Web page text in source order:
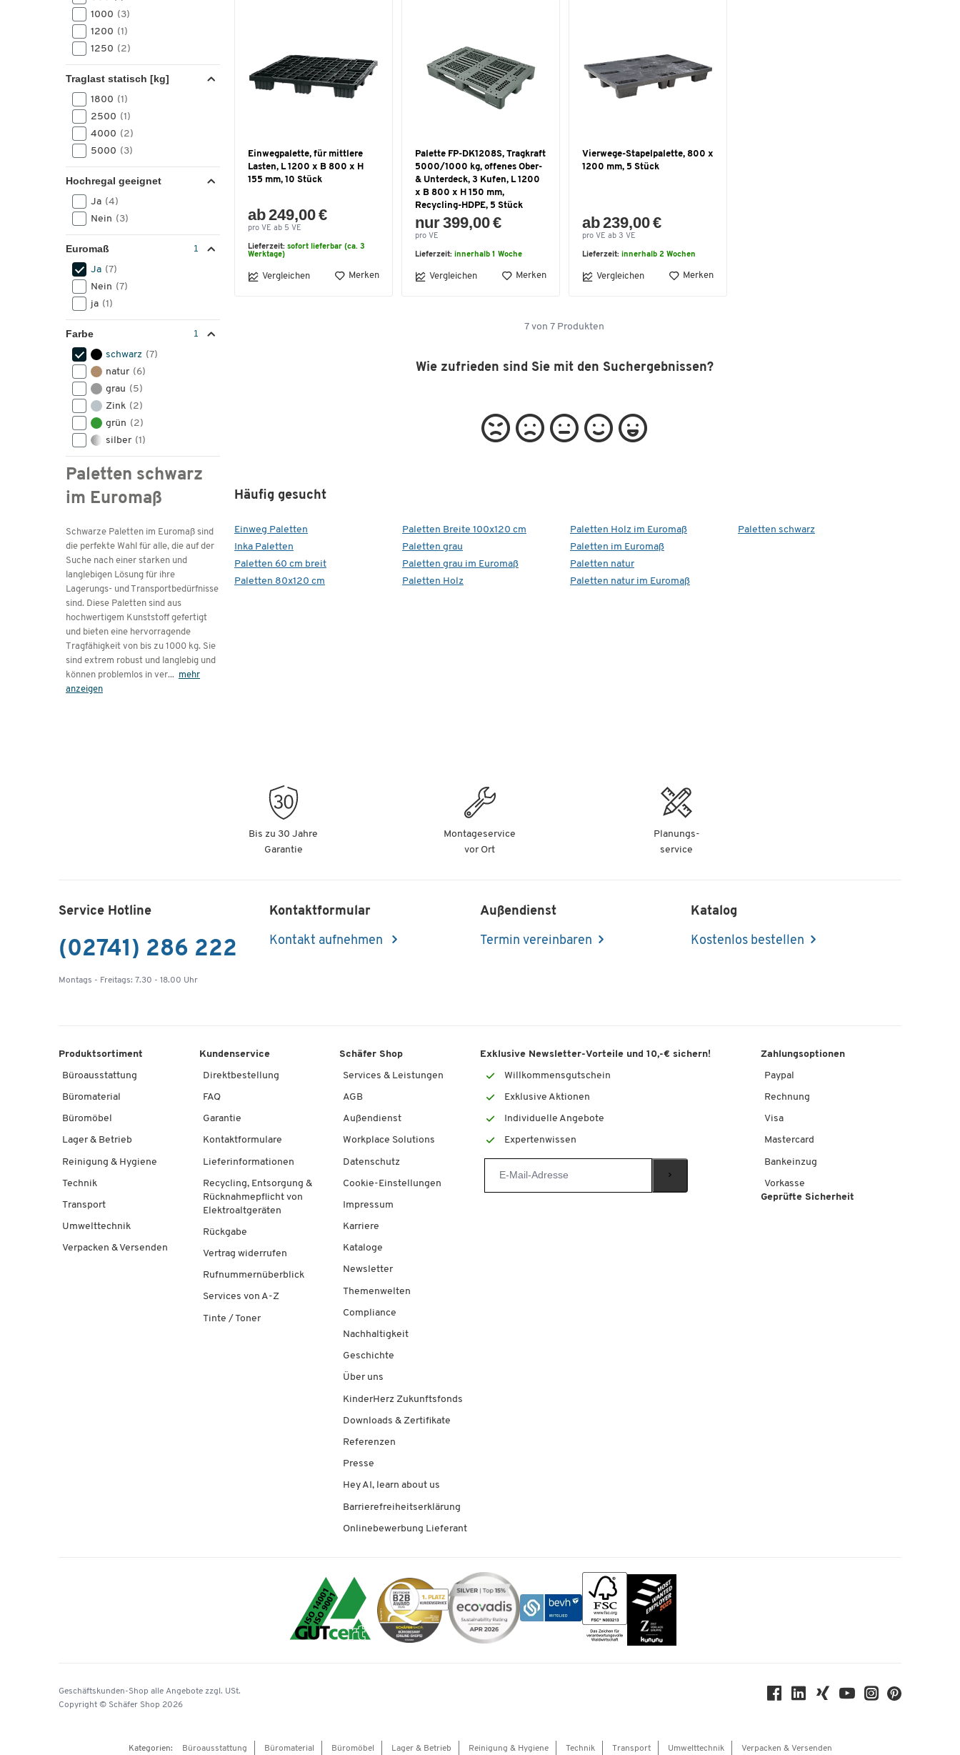
1000 (3)
1200 (1)
1250 (2)
Traglast statisch [kg]
1800 (1)
2500 (1)
4000 (2)
5000 (3)
Hochregal geeignet
Ja (4)
Nein (3)
Euromaß
Ja (7)
Nein (7)
ja (1)
Farbe
schwarz (7)
natur (6)
grau (5)
Zink (2)
grün (2)
silber (1)
Paletten schwarz
im Euromaß
Schwarze Paletten im Euromaß sind
die perfekte Wahl für alle, die auf der
Suche nach einer starken und
langlebigen Lösung für ihre
Lagerungs- und Transportbedürfnisse
sind. Diese Paletten sind aus
hochwertigem Kunststoff gefertigt
und bieten eine hervorragende
Tragfähigkeit von bis zu 1000 kg. Sie
sind extrem robust und langlebig und
können problemlos in ver... mehr
anzeigen
Einwegpalette, für mittlere
Lasten, L 1200 x B 800 x H
155 mm, 10 Stück
ab 249,00 €
pro VE ab 5 VE
Lieferzeit: sofort lieferbar (ca. 3
Werktage)
Vergleichen Merken
Palette FP-DK1208S, Tragkraft
5000/1000 kg, offenes Ober-
& Unterdeck, 3 Kufen, L 1200
x B 800 x H 150 mm,
Recycling-HDPE, 5 Stück
nur 399,00 €
pro VE
Lieferzeit: innerhalb 1 Woche
Vergleichen Merken
Vierwege-Stapelpalette, 800 x
1200 mm, 5 Stück
ab 239,00 €
pro VE ab 3 VE
Lieferzeit: innerhalb 2 Wochen
Vergleichen Merken
7 von 7 Produkten
Wie zufrieden sind Sie mit den Suchergebnissen?
Häufig gesucht
Einweg Paletten
Inka Paletten
Paletten 60 cm breit
Paletten 80x120 cm
Paletten Breite 100x120 cm
Paletten grau
Paletten grau im Euromaß
Paletten Holz
Paletten Holz im Euromaß
Paletten im Euromaß
Paletten natur
Paletten natur im Euromaß
Paletten schwarz
Bis zu 30 Jahre
Garantie
Montageservice
vor Ort
Planungs-
service
Service Hotline
(02741) 286 222
Montags - Freitags: 7.30 - 18.00 Uhr
Kontaktformular
Kontakt aufnehmen
Außendienst
Termin vereinbaren
Katalog
Kostenlos bestellen
Produktsortiment
Büroausstattung
Büromaterial
Büromöbel
Lager & Betrieb
Reinigung & Hygiene
Technik
Transport
Umwelttechnik
Verpacken & Versenden
Kundenservice
Direktbestellung
FAQ
Garantie
Kontaktformulare
Lieferinformationen
Recycling, Entsorgung &
Rücknahmepflicht von
Elektroaltgeräten
Rückgabe
Vertrag widerrufen
Rufnummernüberblick
Services von A-Z
Tinte / Toner
Schäfer Shop
Services & Leistungen
AGB
Außendienst
Workplace Solutions
Datenschutz
Cookie-Einstellungen
Impressum
Karriere
Kataloge
Newsletter
Themenwelten
Compliance
Nachhaltigkeit
Geschichte
Über uns
KinderHerz Zukunftsfonds
Downloads & Zertifikate
Referenzen
Presse
Hey AI, learn about us
Barrierefreiheitserklärung
Onlinebewerbung Lieferant
Exklusive Newsletter-Vorteile und 10,-€ sichern!
Willkommensgutschein
Exklusive Aktionen
Individuelle Angebote
Expertenwissen
Zahlungsoptionen
Paypal
Rechnung
Visa
Mastercard
Bankeinzug
Vorkasse
Geprüfte Sicherheit
Geschäftskunden-Shop alle Angebote zzgl. USt.
Copyright © Schäfer Shop 2026
Kategorien: Büroausstattung Büromaterial Büromöbel Lager & Betrieb Reinigung & Hygiene Technik Transport Umwelttechnik Verpacken & Versenden